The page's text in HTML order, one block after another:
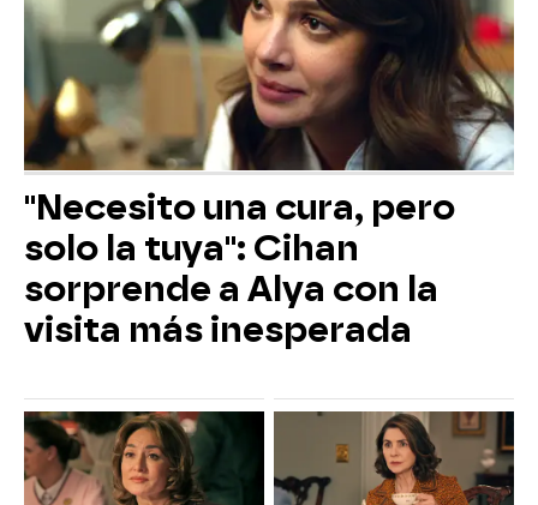
"Necesito una cura, pero
solo la tuya": Cihan
sorprende a Alya con la
visita más inesperada